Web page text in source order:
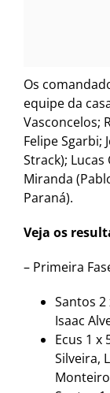
Os
equipe da
Vasconcelos;
Felipe Sgarbi;
Strack);
Miranda
Paraná).
Veja os
– Primeira
Santos
Isaac
Ecus 1 x
Silveira,
Monteiro